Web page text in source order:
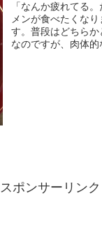
「なんか疲れてる
メンが食べたくな
す。普段はどちら
なのですが、肉体
スポンサーリンク